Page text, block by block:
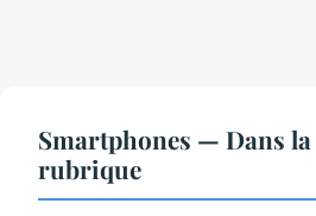
Smartphones — Dans la
rubrique